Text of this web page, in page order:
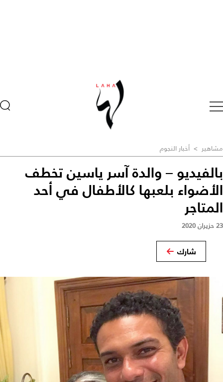
مشاهير > أخبار النجوم
بالفيديو – والدة آسر ياسين تخطف
الأضواء بلعبها كالأطفال في أحد
المتاجر
23 حزيران 2020
شارك